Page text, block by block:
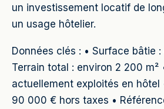
un investissement locatif de
un usage hôtelier.
Données clés : • Surface bâtie
Terrain total : environ 2 200 m²
actuellement exploités en hôtel
90 000 € hors taxes •